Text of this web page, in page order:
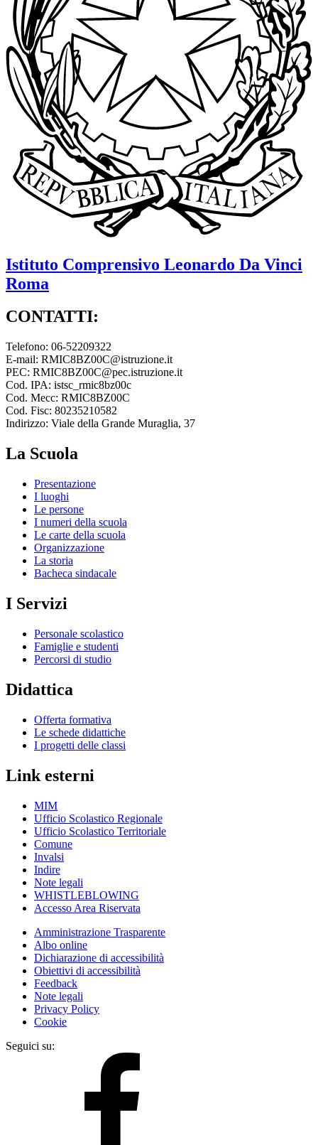
Istituto Comprensivo Leonardo Da Vinci
Roma
CONTATTI:
Telefono: 06-52209322
E-mail: RMIC8BZ00C@istruzione.it
PEC: RMIC8BZ00C@pec.istruzione.it
Cod. IPA: istsc_rmic8bz00c
Cod. Mecc: RMIC8BZ00C
Cod. Fisc: 80235210582
Indirizzo: Viale della Grande Muraglia, 37
La Scuola
Presentazione
I luoghi
Le persone
I numeri della scuola
Le carte della scuola
Organizzazione
La storia
Bacheca sindacale
I Servizi
Personale scolastico
Famiglie e studenti
Percorsi di studio
Didattica
Offerta formativa
Le schede didattiche
I progetti delle classi
Link esterni
MIM
Ufficio Scolastico Regionale
Ufficio Scolastico Territoriale
Comune
Invalsi
Indire
Note legali
WHISTLEBLOWING
Accesso Area Riservata
Amministrazione Trasparente
Albo online
Dichiarazione di accessibilità
Obiettivi di accessibilità
Feedback
Note legali
Privacy Policy
Cookie
Seguici su: